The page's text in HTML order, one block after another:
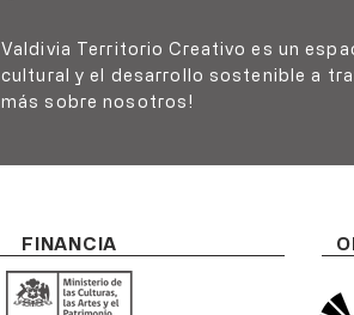
Valdivia Territorio Creativo es un
cultural y el desarrollo sostenible a
más sobre nosotros!
FINANCIA